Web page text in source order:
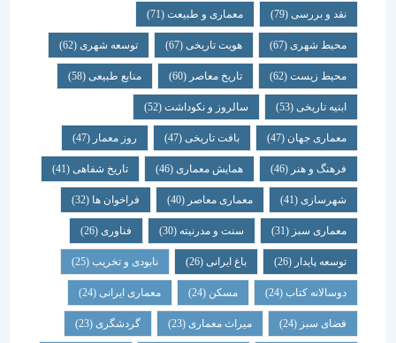
نقد و بررسی (79) معماری و طبیعت (71)
محیط شهری(67) هویت تاریخی(67) توسعه شهری(62)
محیط زیست(62) تاریخ معاصر(60) منابع طبیعی(58)
ابنیه تاریخی(53) سالروز و نکوداشت(52)
معماری جهان (47) بافت تاریخی(47) روز معمار(47)
فرهنگ و هنر(46) همایش معماری (46) تاریخ شفاهی (41)
شهرسازی(41) معماری معاصر(40) فراخوان ها (32)
معماری سبز(31) سنت و مدرنیته(30) فناوری (26)
توسعه پایدار(26) باغ ایرانی(26) نابودی و تخریب(25)
دوسالانه کتاب(24) مسکن (24) معماری ایرانی(24)
فضای سبز(24) میراث معماری (23) گردشگری (23)